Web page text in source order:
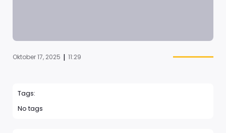
Oktober 17, 2025 | 11:29
Tags:
No tags